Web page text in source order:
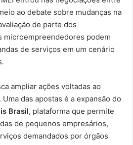
ao debate sobre mudanças na
de parte dos
microempreendedores podem
de serviços em um cenário
ampliar ações voltadas ao
das apostas é a expansão do
Brasil, plataforma que permite
de pequenos empresários,
demandados por órgãos